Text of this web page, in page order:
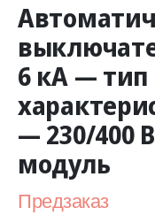
6 кА — тип
— 230/400
модуль
Предзаказ